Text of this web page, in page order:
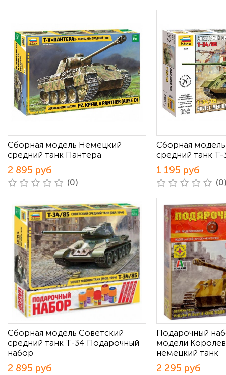
Сборная модель Немецкий
средний танк Пантера
2 895 руб
(0)
Сборная
средний танк
1 195 руб
Сборная модель Советский
средний танк Т-34 Подарочный
набор
2 895 руб
Подарочный
модели
немецкий танк
2 295 руб